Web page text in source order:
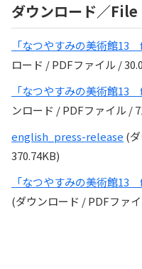
ダウンロード／
「なつやすみの美術館13
ロード / PDFファイル /
「なつやすみの美術館
ンロード / PDFファイル /
english_press-release (
370.74KB)
「なつやすみの美術館13
(ダウンロード / PDFファ